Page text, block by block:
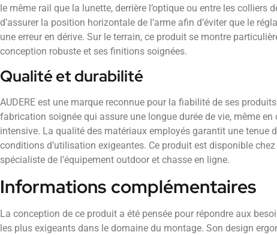
le même rail que la lunette, derrière l’optique ou entre les colliers
d’assurer la position horizontale de l’arme afin d’éviter que le
une erreur en dérive. Sur le terrain, ce produit se montre
conception robuste et ses finitions soignées.
Qualité et durabilité
AUDERE est une marque reconnue pour la fiabilité de ses
fabrication soignée qui assure une longue durée de vie, même en
intensive. La qualité des matériaux employés garantit une tenue
conditions d’utilisation exigeantes. Ce produit est disponible
spécialiste de l’équipement outdoor et chasse en ligne.
Informations complémentaires
La conception de ce produit a été pensée pour répondre aux
les plus exigeants dans le domaine du montage. Son design